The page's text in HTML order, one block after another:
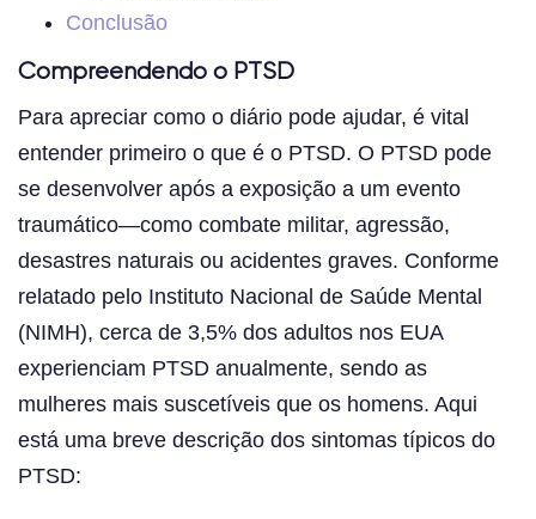
Conclusão
Compreendendo o PTSD
Para apreciar como o diário pode ajudar, é vital
entender primeiro o que é o PTSD. O PTSD pode
se desenvolver após a exposição a um evento
traumático—como combate militar, agressão,
desastres naturais ou acidentes graves. Conforme
relatado pelo Instituto Nacional de Saúde Mental
(NIMH), cerca de 3,5% dos adultos nos EUA
experienciam PTSD anualmente, sendo as
mulheres mais suscetíveis que os homens. Aqui
está uma breve descrição dos sintomas típicos do
PTSD: